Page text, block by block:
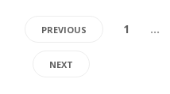
PREVIOUS 1 …
NEXT